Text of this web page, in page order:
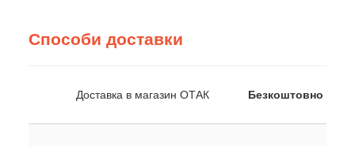
Способи доставки
Доставка в магазин ОТАК Безкоштовно